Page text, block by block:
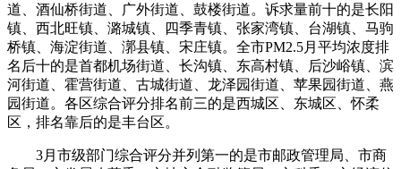
道、酒仙桥街道、广外街道、鼓楼街道。诉求量前十的是长阳
镇、西北旺镇、潞城镇、四季青镇、张家湾镇、台湖镇、马驹
桥镇、海淀街道、漷县镇、宋庄镇。全市PM2.5月平均浓度排
名后十的是首都机场街道、长沟镇、东高村镇、后沙峪镇、滨
河街道、霍营街道、古城街道、龙泽园街道、苹果园街道、燕
园街道。各区综合评分排名前三的是西城区、东城区、怀柔
区，排名靠后的是丰台区。
3月市级部门综合评分并列第一的是市邮政管理局、市商